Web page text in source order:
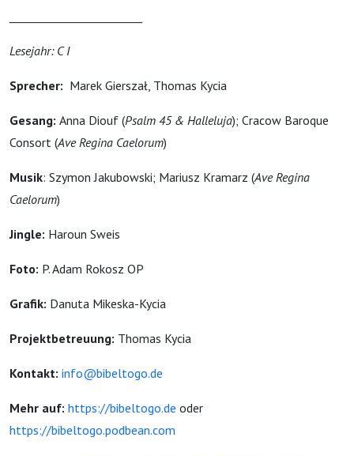
Lesejahr: C I
Sprecher: Marek Gierszał, Thomas Kycia
Gesang: Anna Diouf (Psalm 45 & Halleluja); Cracow Baroque
Consort (Ave Regina Caelorum)
Musik: Szymon Jakubowski; Mariusz Kramarz (Ave Regina
Caelorum)
Jingle: Haroun Sweis
Foto: P. Adam Rokosz OP
Grafik: Danuta Mikeska-Kycia
Projektbetreuung: Thomas Kycia
Kontakt: info@bibeltogo.de
Mehr auf: https://bibeltogo.de oder
https://bibeltogo.podbean.com